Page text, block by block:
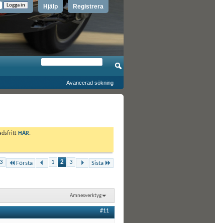
Registrera
Hjälp
Avancerad sökning
HÄR.
Första 1 2 3 Sista
Ämnesverktyg
#11